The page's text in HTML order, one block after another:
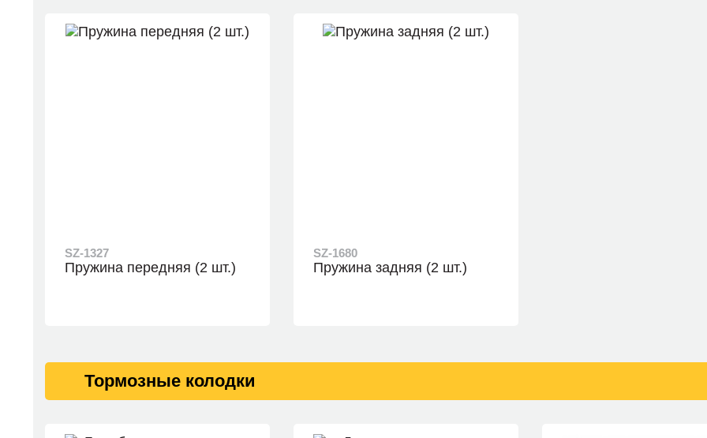
SZ-1327
Пружина передняя (2 шт.)
SZ-1680
Пружина задняя (2 шт.)
Тормозные колодки